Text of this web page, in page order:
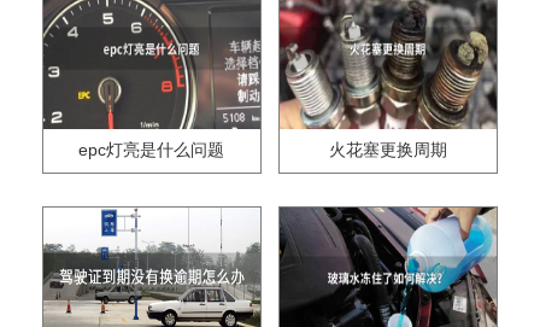
epc灯亮是什么问题 火花塞更换周期